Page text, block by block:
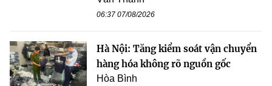
06:37 07/08/2026
Hà Nội: Tăng kiểm soát vận chuyển
hàng hóa không rõ nguồn gốc
Hòa Bình